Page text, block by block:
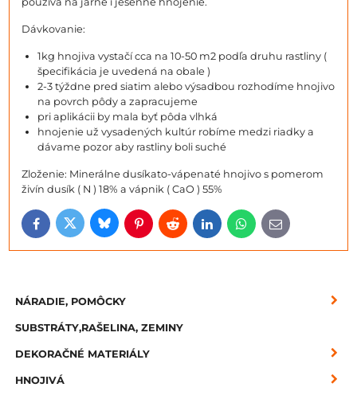
Dávkovanie:
1kg hnojiva vystačí cca na 10-50 m2 podľa druhu rastliny (
špecifikácia je uvedená na obale )
2-3 týždne pred siatim alebo výsadbou rozhodíme hnojivo
na povrch pôdy a zapracujeme
pri aplikácii by mala byť pôda vlhká
hnojenie už vysadených kultúr robíme medzi riadky a
dávame pozor aby rastliny boli suché
Zloženie: Minerálne dusíkato-vápenaté hnojivo s pomerom
živín dusík ( N ) 18% a vápnik ( CaO ) 55%
FacebookTwitterBlueskyPinterestRedditLinkedInWhatsApp
E-
mail
NÁRADIE, POMÔCKY
SUBSTRÁTY,RAŠELINA, ZEMINY
DEKORAČNÉ MATERIÁLY
HNOJIVÁ